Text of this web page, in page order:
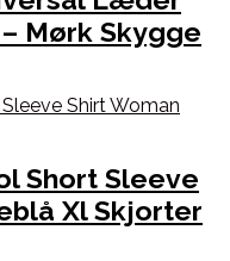
Mørk Skygge
Short Sleeve
Xl Skjorter